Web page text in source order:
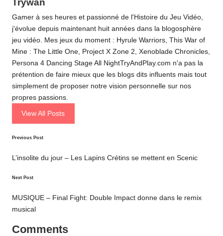
Trywan
Gamer à ses heures et passionné de l'Histoire du Jeu Vidéo,
j'évolue depuis maintenant huit années dans la blogosphère
jeu vidéo. Mes jeux du moment : Hyrule Warriors, This War of
Mine : The Little One, Project X Zone 2, Xenoblade Chronicles,
Persona 4 Dancing Stage All NightTryAndPlay.com n'a pas la
prétention de faire mieux que les blogs dits influents mais tout
simplement de proposer notre vision personnelle sur nos
propres passions.
View All Posts
Post
navigation
Previous Post
L’insolite du jour – Les Lapins Crétins se mettent en Scenic
Next Post
MUSIQUE – Final Fight: Double Impact donne dans le remix
musical
Comments